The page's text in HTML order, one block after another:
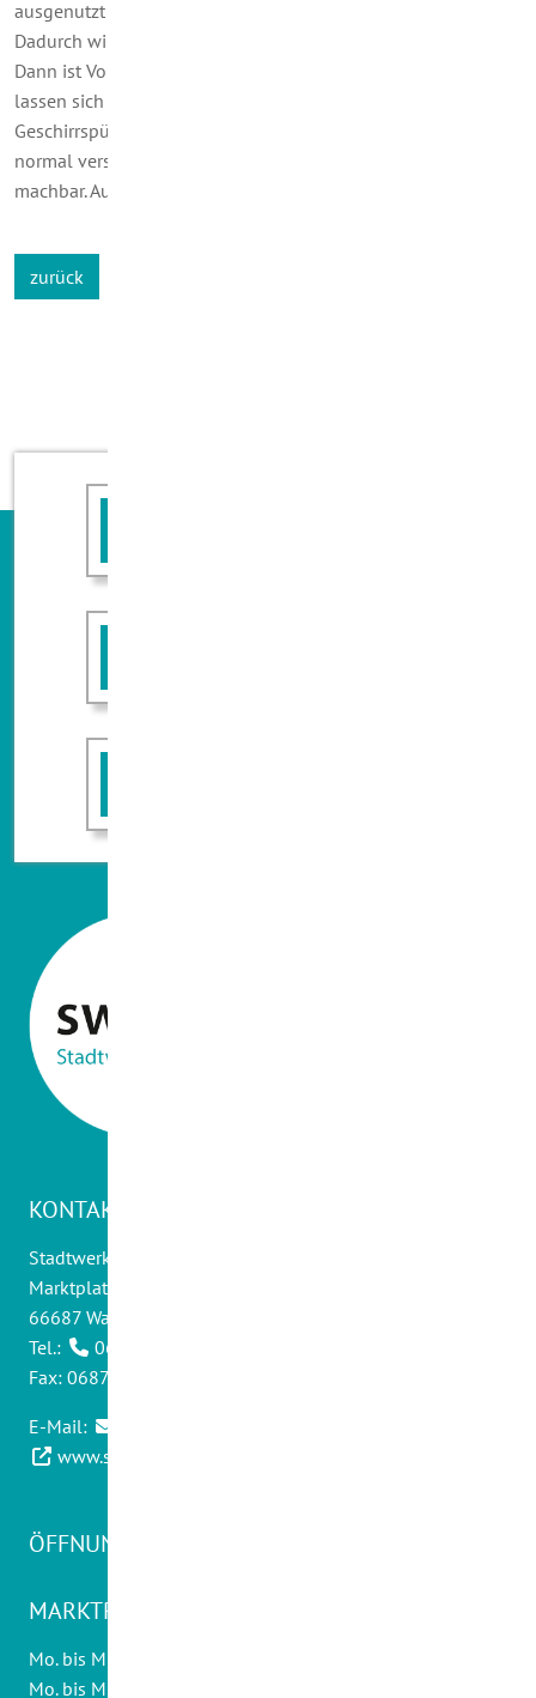
ausgenutzt ist, schließen Sie die Maschinentür immer gut.
Dadurch wird verhindert, dass die Speisereste antrocknen.
Dann ist Vor- oder Nachspülen nicht erforderlich. Übrigens
lassen sich rund 30 Prozent Strom sparen, wenn die
Geschirrspülmaschine mit 50 Grad statt mit 60 Grad läuft. Bei
normal verschmutztem Geschirr ist dies ohne weiteres
machbar. Auch dies ist eine Sache der Einübung.
zurück
KONTAKT
Stadtwerke Wadern GmbH
Marktplatz 14
66687 Wadern
Tel.:
06871 - 9012 0
Fax: 06871 - 9012 30
E-Mail:
www.stadtwerke-wadern.de
ÖFFNUNGSZEITEN KUNDENCENTER
MARKTPLATZ 20:
Mo. bis Mi., Fr
Mo. bis Mi.